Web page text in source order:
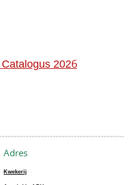
Catalogus 2026
Adres
Kwekerij